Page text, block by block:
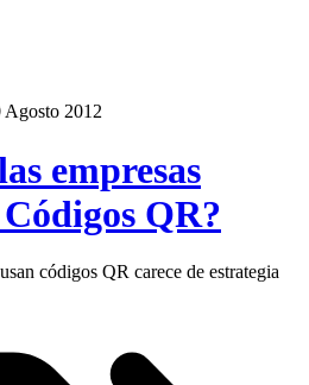
Agosto 2012
empresas
QR?
códigos QR carece de estrategia